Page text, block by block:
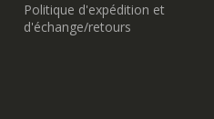
Politique d'expédition et
d'échange/retours